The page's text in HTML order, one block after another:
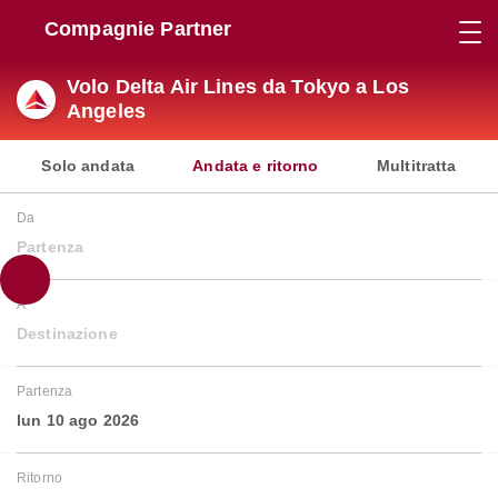
Compagnie Partner
Volo Delta Air Lines da Tokyo a Los
Angeles
Solo andata Andata e ritorno Multitratta
Da
Partenza
A
Destinazione
Partenza
lun 10 ago 2026
Ritorno